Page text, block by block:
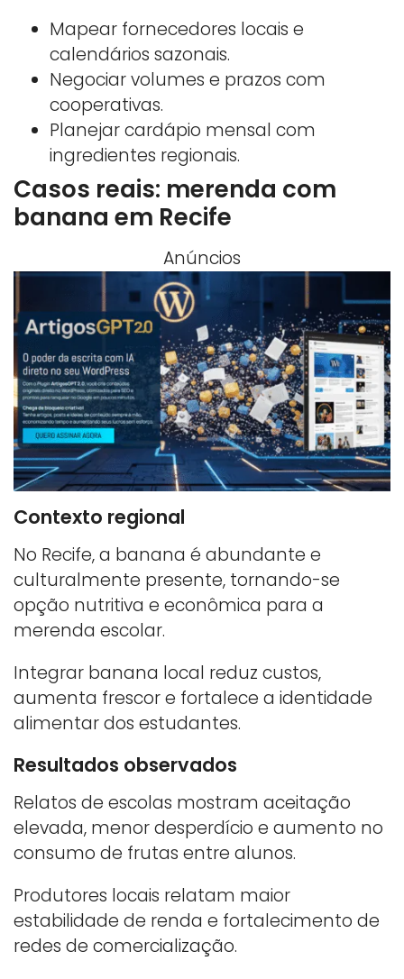
Mapear fornecedores locais e
calendários sazonais.
Negociar volumes e prazos com
cooperativas.
Planejar cardápio mensal com
ingredientes regionais.
Casos reais: merenda com
banana em Recife
Anúncios
Contexto regional
No Recife, a banana é abundante e
culturalmente presente, tornando-se
opção nutritiva e econômica para a
merenda escolar.
Integrar banana local reduz custos,
aumenta frescor e fortalece a identidade
alimentar dos estudantes.
Resultados observados
Relatos de escolas mostram aceitação
elevada, menor desperdício e aumento no
consumo de frutas entre alunos.
Produtores locais relatam maior
estabilidade de renda e fortalecimento de
redes de comercialização.